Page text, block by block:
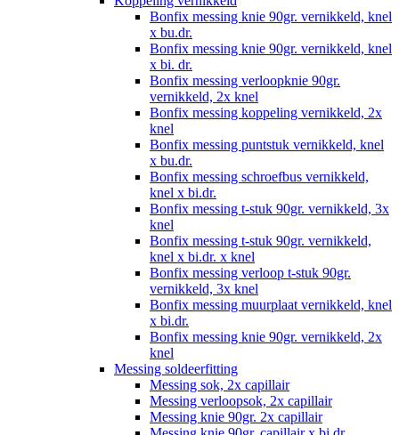
Bonfix messing knie 90gr. vernikkeld, knel
x bu.dr.
Bonfix messing knie 90gr. vernikkeld, knel
x bi. dr.
Bonfix messing verloopknie 90gr.
vernikkeld, 2x knel
Bonfix messing koppeling vernikkeld, 2x
knel
Bonfix messing puntstuk vernikkeld, knel
x bu.dr.
Bonfix messing schroefbus vernikkeld,
knel x bi.dr.
Bonfix messing t-stuk 90gr. vernikkeld, 3x
knel
Bonfix messing t-stuk 90gr. vernikkeld,
knel x bi.dr. x knel
Bonfix messing verloop t-stuk 90gr.
vernikkeld, 3x knel
Bonfix messing muurplaat vernikkeld, knel
x bi.dr.
Bonfix messing knie 90gr. vernikkeld, 2x
knel
Messing soldeerfitting
Messing sok, 2x capillair
Messing verloopsok, 2x capillair
Messing knie 90gr. 2x capillair